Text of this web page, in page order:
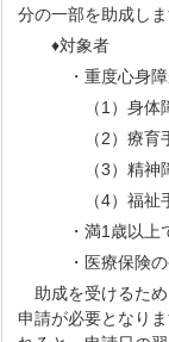
分の一部を助成しま
♦対象者
・重度心身障が
（1）身体障害
（2）療育手帳
（3）精神障害
（4）福祉手
・満1歳以上で
・医療保険の被
助成を受けるた
申請が必要となり